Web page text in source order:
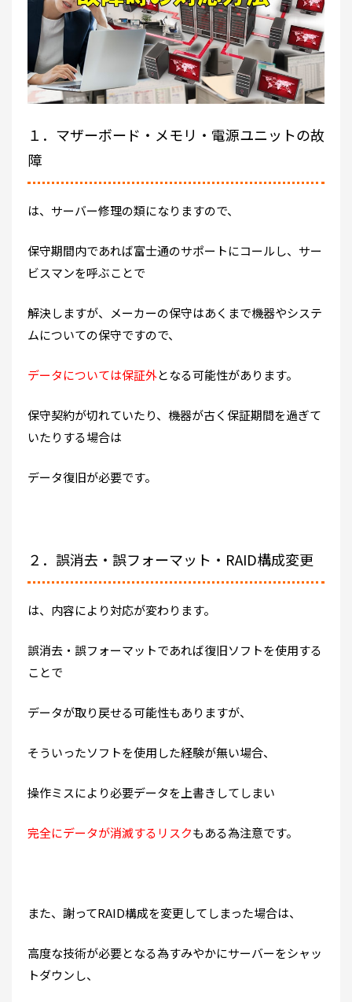
１．マザーボード・メモリ・電源ユニットの故
障
は、サーバー修理の類になりますので、
保守期間内であれば富士通のサポートにコールし、サー
ビスマンを呼ぶことで
解決しますが、メーカーの保守はあくまで機器やシステ
ムについての保守ですので、
データについては保証外となる可能性があります。
保守契約が切れていたり、機器が古く保証期間を過ぎて
いたりする場合は
データ復旧が必要です。
２．誤消去・誤フォーマット・RAID構成変更
は、内容により対応が変わります。
誤消去・誤フォーマットであれば復旧ソフトを使用する
ことで
データが取り戻せる可能性もありますが、
そういったソフトを使用した経験が無い場合、
操作ミスにより必要データを上書きしてしまい
完全にデータが消滅するリスクもある為注意です。
また、謝ってRAID構成を変更してしまった場合は、
高度な技術が必要となる為すみやかにサーバーをシャッ
トダウンし、